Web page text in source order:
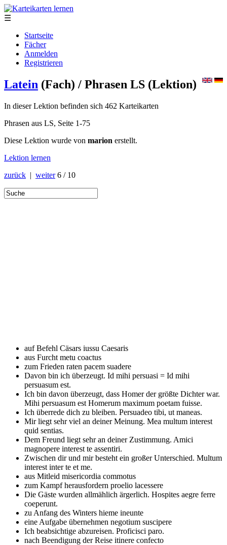
☰
Startseite
Fächer
Anmelden
Registrieren
Latein (Fach) / Phrasen LS (Lektion)
In dieser Lektion befinden sich 462 Karteikarten
Phrasen aus LS, Seite 1-75
Diese Lektion wurde von marion erstellt.
Lektion lernen
zurück | weiter 6 / 10
auf Befehl Cäsars iussu Caesaris
aus Furcht metu coactus
zum Frieden raten pacem suadere
Davon bin ich überzeugt. Id mihi persuasi = Id mihi
persuasum est.
Ich bin davon überzeugt, dass Homer der größte Dichter war.
Mihi persuasum est Homerum maximum poetam fuisse.
Ich überrede dich zu bleiben. Persuadeo tibi, ut maneas.
Mir liegt sehr viel an deiner Meinung. Mea multum interest
quid sentias.
Dem Freund liegt sehr an deiner Zustimmung. Amici
magnopere interest te assentiri.
Zwischen dir und mir besteht ein großer Unterschied. Multum
interest inter te et me.
aus Mitleid misericordia commotus
zum Kampf herausfordern proelio lacessere
Die Gäste wurden allmählich ärgerlich. Hospites aegre ferre
coeperunt.
zu Anfang des Winters hieme ineunte
eine Aufgabe übernehmen negotium suscipere
Ich beabsichtige abzureisen. Proficisci paro.
nach Beendigung der Reise itinere confecto